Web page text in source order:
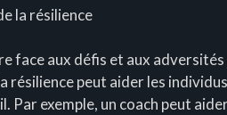
la résilience
face aux défis et aux
résilience peut aider les
Par exemple, un coach peut